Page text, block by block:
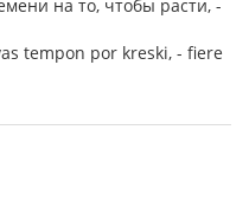
на то, чтобы расти, -
tempon por kreski, - fiere